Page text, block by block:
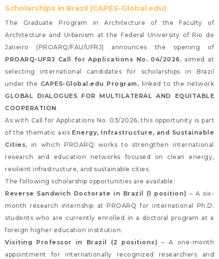
Scholarships in Brazil (CAPES-Global.edu)
The Graduate Program in Architecture of the Faculty of
Architecture and Urbanism at the Federal University of Rio de
Janeiro (PROARQ/FAU/UFRJ) announces the opening of
PROARQ-UFRJ Call for Applications No. 04/2026, aimed at
selecting international candidates for scholarships in Brazil
under the CAPES-Global.edu Program , linked to the network
GLOBAL DIALOGUES FOR MULTILATERAL AND EQUITABLE
COOPERATION .
As with Call for Applications No. 03/2026, this opportunity is part
of the thematic axis Energy, Infrastructure, and Sustainable
Cities, in which PROARQ works to strengthen international
research and education networks focused on clean energy,
resilient infrastructure, and sustainable cities.
The following scholarship opportunities are available:
Reverse Sandwich Doctorate in Brazil (1 position) – A six-
month research internship at PROARQ for international Ph.D.
students who are currently enrolled in a doctoral program at a
foreign higher education institution.
Visiting Professor in Brazil (2 positions) – A one-month
appointment for internationally recognized researchers and